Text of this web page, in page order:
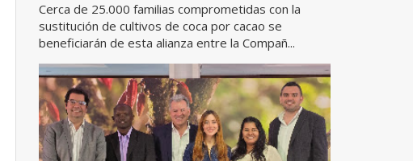
Cerca de 25.000 familias comprometidas con la
sustitución de cultivos de coca por cacao se
beneficiarán de esta alianza entre la Compañ...